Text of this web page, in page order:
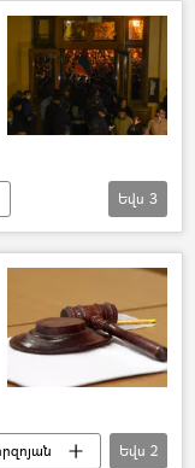
Եվս 3
Եվս 2